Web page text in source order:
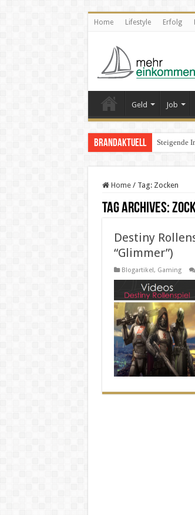
Home Lifestyle Erfolg
Geld Job
Brandaktuell Steigende
Home / Tag: Zocken
Tag Archives:
Destiny
“Glimmer”)
Blogartikel, Gaming